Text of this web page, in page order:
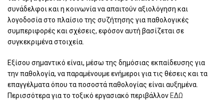
συνάδελφοι και η κοινωνία να απαιτούν αξιολόγηση και
λογοδοσία στο πλαίσιο της συζήτησης για παθολογικές
συμπεριφορές και σχέσεις, εφόσον αυτή βασίζεται σε
συγκεκριμένα στοιχεία.
Εξίσου σημαντικό είναι, μέσω της δημόσιας εκπαίδευσης για
την παθολογία, να παραμένουμε ενήμεροι για τις θέσεις και τα
επαγγέλματα όπου τα ποσοστά παθολογίας είναι αυξημένα.
Περισσότερα για το τοξικό εργασιακό περιβάλλον ΕΔΩ